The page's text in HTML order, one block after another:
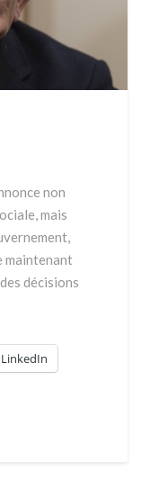
non
mais
maintenant
décisions
LinkedIn